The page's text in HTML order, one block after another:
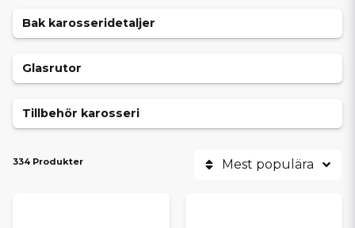
Bak karosseridetaljer
Glasrutor
Tillbehör karosseri
334 Produkter Mest populära